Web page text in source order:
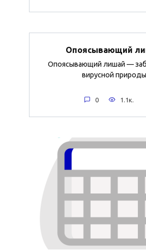
Опоясывающий
Опоясывающий лишай —
вирусной природы
0 1.1к.